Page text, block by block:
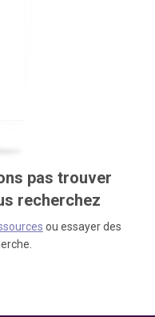
pas trouver
recherchez
ou essayer des